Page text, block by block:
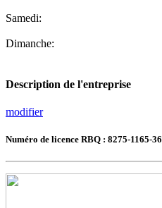
Samedi:
Dimanche:
Description de l'entreprise
modifier
Numéro de licence RBQ : 8275-1165-36